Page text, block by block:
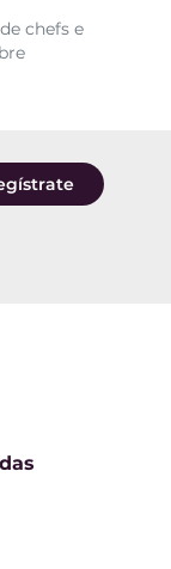
chefs e